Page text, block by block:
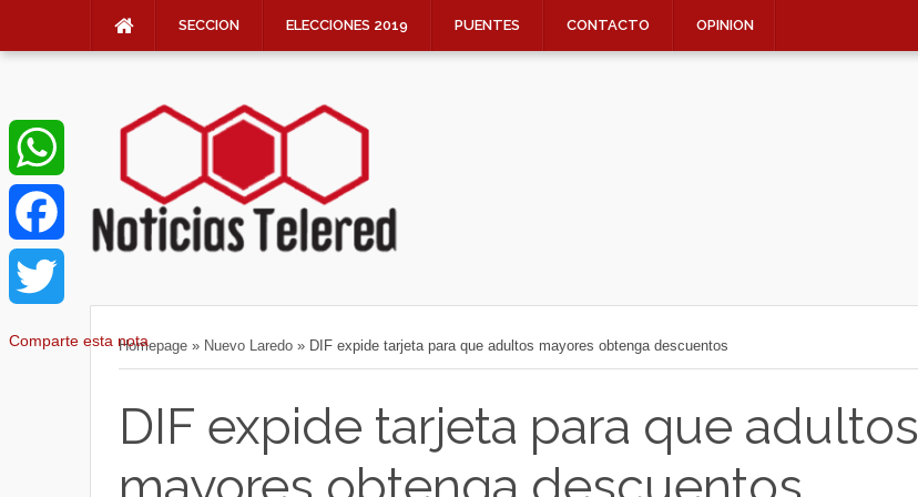
SECCION ELECCIONES 2019 PUENTES CONTACTO OPINION
Homepage » Nuevo Laredo » DIF expide tarjeta para que adultos mayores obtenga descuentos
DIF expide tarjeta para que adultos
W
h F
T
Comparte esta nota